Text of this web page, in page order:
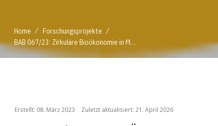
Home / Forschungsprojekte /
BAB 067/23: Zirkuläre Bioökonomie in Mitteleuropa: Märkte und politischer Rahmen (BIOECO-UP)
Erstellt: 08. März 2023 Zuletzt aktualisiert: 21. April 2026